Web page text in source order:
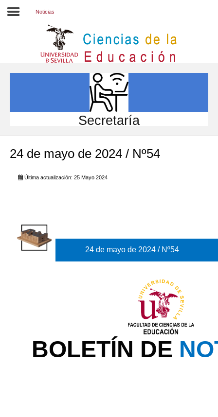
INVESTIGACIÓN
INTERNACIONAL
Directorio FCCE
Noticias
Secretaría
24 de mayo de 2024 / Nº54
Última actualización: 25 Mayo 2024
24 de mayo de 2024 / Nº54
BOLETÍN DE